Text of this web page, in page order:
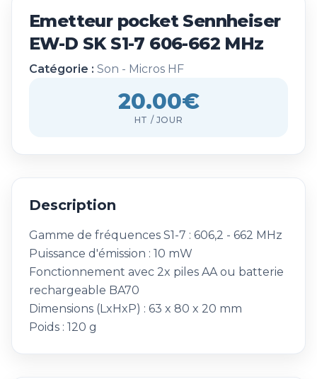
Emetteur pocket Sennheiser
EW-D SK S1-7 606-662 MHz
Catégorie : Son - Micros HF
20.00€
HT / JOUR
Description
Gamme de fréquences S1-7 : 606,2 - 662 MHz
Puissance d'émission : 10 mW
Fonctionnement avec 2x piles AA ou batterie
rechargeable BA70
Dimensions (LxHxP) : 63 x 80 x 20 mm
Poids : 120 g